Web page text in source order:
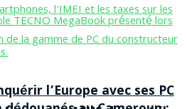
l’Europe avec ses PC